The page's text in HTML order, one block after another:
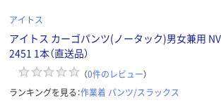
アイトス
アイトス カーゴパンツ(ノータック)男女兼用
2451 1本（直送品）
（0件のレビュー）
ランキングを見る：作業着 パンツ/スラックス